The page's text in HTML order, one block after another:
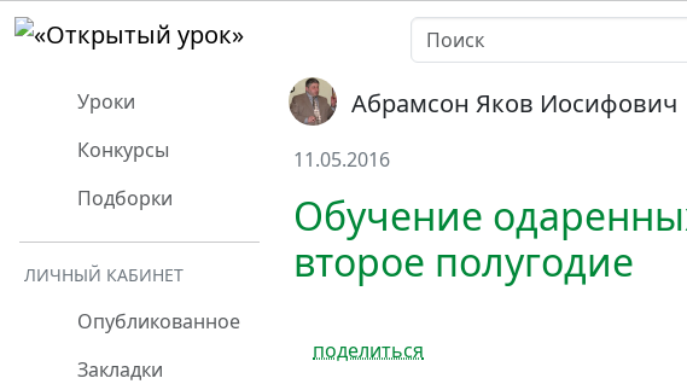
Уроки
Конкурсы
Подборки
ЛИЧНЫЙ КАБИНЕТ
Опубликованное
Закладки
Абрамсон Яков Иосифович
11.05.2016
Обучение
второе полугодие
поделиться